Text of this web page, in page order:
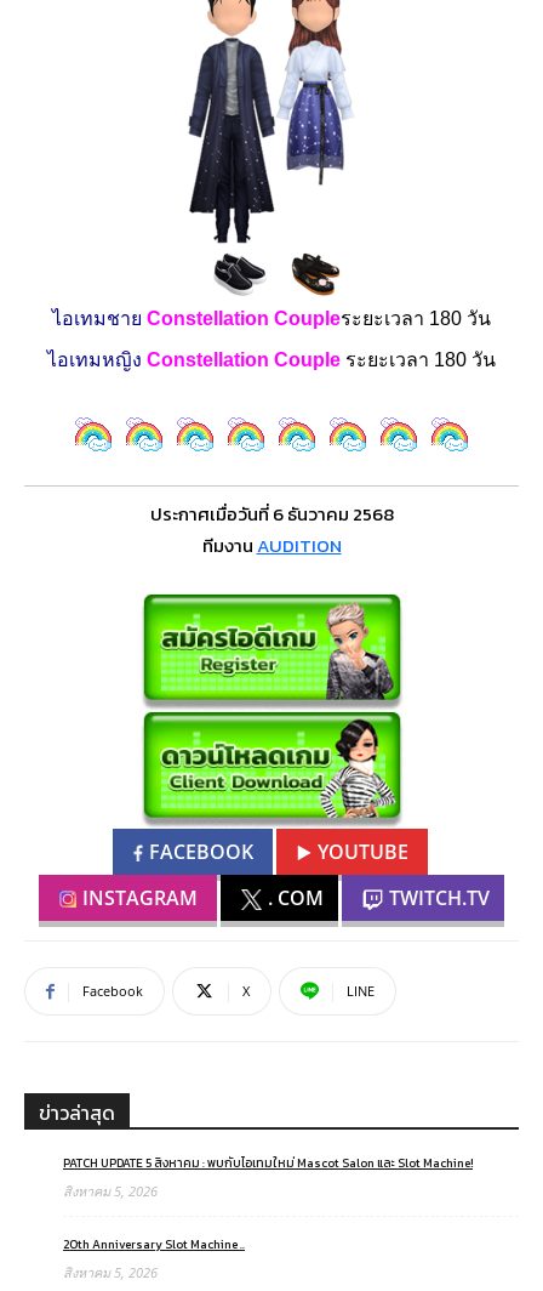
ไอเทมชาย Constellation Coupleระยะเวลา 180 วัน
ไอเทมหญิง Constellation Couple ระยะเวลา 180 วัน
ประกาศเมื่อวันที่ 6 ธันวาคม 2568
ทีมงานAUDITION
FACEBOOK
YOUTUBE
INSTAGRAM
. COM TWITCH.TV
Facebook X LINE
ข่าวล่าสุด
PATCH UPDATE 5 สิงหาคม : พบกับไอเทมใหม่ Mascot Salon และ Slot Machine!
สิงหาคม 5, 2026
20th Anniversary Slot Machine ..
สิงหาคม 5, 2026